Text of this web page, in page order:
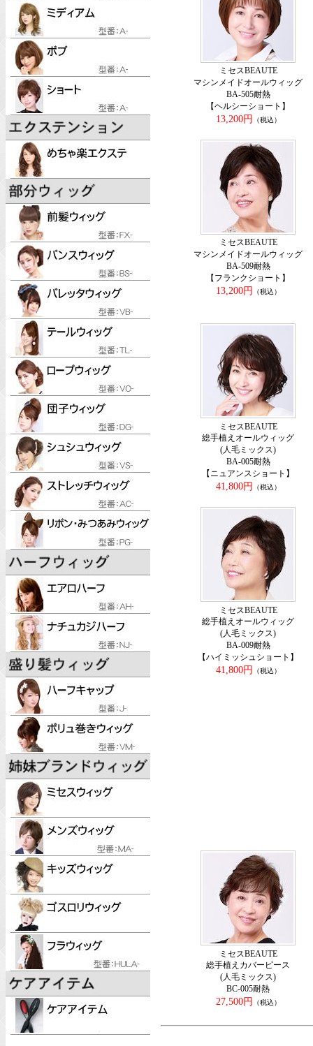
ミセスBEAUTE
マシンメイドオールウィッグ
BA-505耐熱
【ヘルシーショート】
13,200円
（税込）
ミセスBEAUTE
マシンメイドオールウィッグ
BA-509耐熱
【フランクショート】
13,200円
（税込）
ミセスBEAUTE
総手植えオールウィッグ
(人毛ミックス)
BA-005耐熱
【ニュアンスショート】
41,800円
（税込）
ミセスBEAUTE
総手植えオールウィッグ
(人毛ミックス)
BA-009耐熱
【ハイミッシュショート】
41,800円
（税込）
ミセスBEAUTE
総手植えカバーピース
(人毛ミックス)
BC-005耐熱
27,500円
（税込）